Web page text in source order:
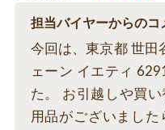
担当バイヤーからのコ
今回は、東京都 世田
ェーン イエティ
た。 お引越しや買
用品がございまし